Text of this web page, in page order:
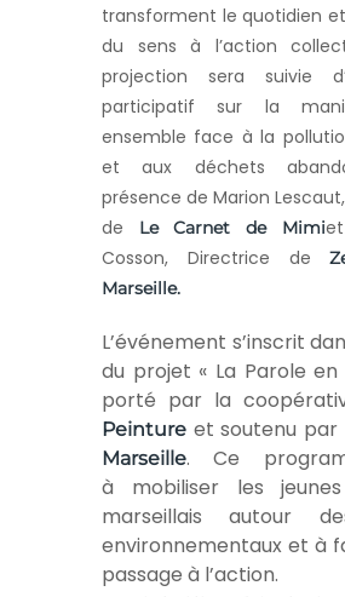
transforment le quotidien
du sens à l’action
projection sera suivie
participatif sur la
ensemble face à la
et aux déchets
présence de Marion
de
Le Carnet de Mimi
Cosson, Directrice de
Marseille.
L’événement s’inscrit
du projet « La Parole en
porté par la
Peinture et soutenu
Marseille. Ce
à mobiliser les
marseillais autour
environnementaux et à
passage à l’action.